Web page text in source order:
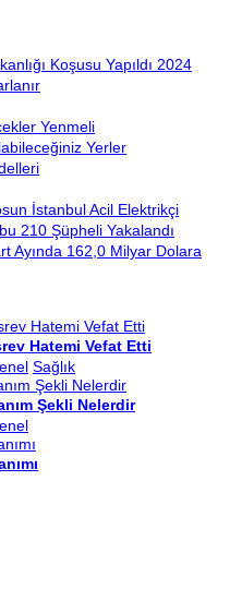
Koşusu Yapıldı 2024
Yenmeli
Yerler
İstanbul Acil Elektrikçi
210 Şüpheli Yakalandı
Ayında 162,0 Milyar Dolara
Hatemi Vefat Etti
Sağlık
Şekli Nelerdir